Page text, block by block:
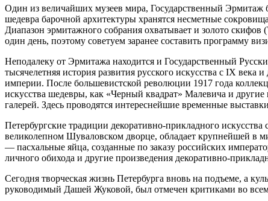
Один из величайших музеев мира, Государственный Эрмитаж
шедевра барочной архитектуры хранятся несметные
Диапазон эрмитажного собрания охватывает и золото
один день, поэтому советуем заранее составить программу
Неподалеку от Эрмитажа находится и Государственный
тысячелетняя история развития русского искусства с IX
империи. После большевистской революции 1917 года
искусства шедевры, как «Черный квадрат» Малевича и
галерей. Здесь проводятся интереснейшие временные
Петербургские традиции декоративно-прикладного
великолепном Шуваловском дворце, обладает крупнейшей в
— пасхальные яйца, созданные по заказу российских
личного обихода и другие произведения декоративно-
Сегодня творческая жизнь Петербурга вновь на подъеме, а
руководимый Дашей Жуковой, был отмечен критиками во